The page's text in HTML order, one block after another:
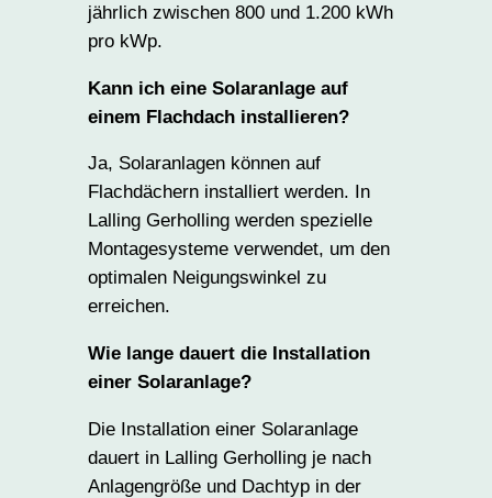
jährlich zwischen 800 und 1.200 kWh
pro kWp.
Kann ich eine Solaranlage auf
einem Flachdach installieren?
Ja, Solaranlagen können auf
Flachdächern installiert werden. In
Lalling Gerholling werden spezielle
Montagesysteme verwendet, um den
optimalen Neigungswinkel zu
erreichen.
Wie lange dauert die Installation
einer Solaranlage?
Die Installation einer Solaranlage
dauert in Lalling Gerholling je nach
Anlagengröße und Dachtyp in der